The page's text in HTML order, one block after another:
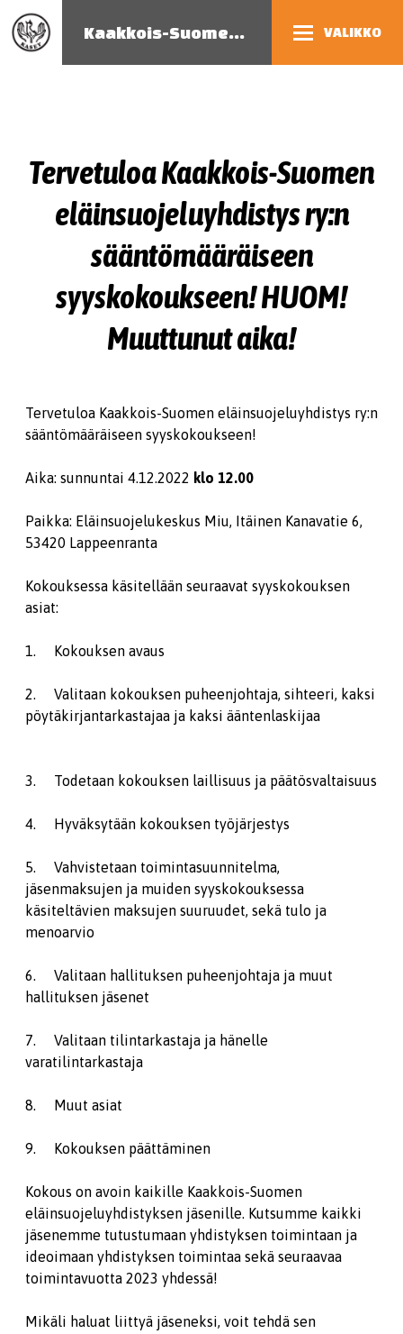
Kaakkois-Suomen eläinsuojeluyhdistys VALIKKO
Tervetuloa Kaakkois-Suomen
eläinsuojeluyhdistys ry:n
sääntömääräiseen
syyskokoukseen! HUOM!
Muuttunut aika!
Tervetuloa Kaakkois-Suomen eläinsuojeluyhdistys ry:n
sääntömääräiseen syyskokoukseen!
Aika: sunnuntai 4.12.2022 klo 12.00
Paikka: Eläinsuojelukeskus Miu, Itäinen Kanavatie 6,
53420 Lappeenranta
Kokouksessa käsitellään seuraavat syyskokouksen
asiat:
1. Kokouksen avaus
2. Valitaan kokouksen puheenjohtaja, sihteeri, kaksi
pöytäkirjantarkastajaa ja kaksi ääntenlaskijaa
3. Todetaan kokouksen laillisuus ja päätösvaltaisuus
4. Hyväksytään kokouksen työjärjestys
5. Vahvistetaan toimintasuunnitelma,
jäsenmaksujen ja muiden syyskokouksessa
käsiteltävien maksujen suuruudet, sekä tulo ja
menoarvio
6. Valitaan hallituksen puheenjohtaja ja muut
hallituksen jäsenet
7. Valitaan tilintarkastaja ja hänelle
varatilintarkastaja
8. Muut asiat
9. Kokouksen päättäminen
Kokous on avoin kaikille Kaakkois-Suomen
eläinsuojeluyhdistyksen jäsenille. Kutsumme kaikki
jäsenemme tutustumaan yhdistyksen toimintaan ja
ideoimaan yhdistyksen toimintaa sekä seuraavaa
toimintavuotta 2023 yhdessä!
Mikäli haluat liittyä jäseneksi, voit tehdä sen